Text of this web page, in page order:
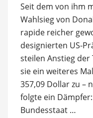
Seit dem von ihm
Wahlsieg von
rapide reicher
designierten US-
steilen Anstieg der
sie ein weiteres
357,09 Dollar zu –
folgte ein
Bundesstaat …